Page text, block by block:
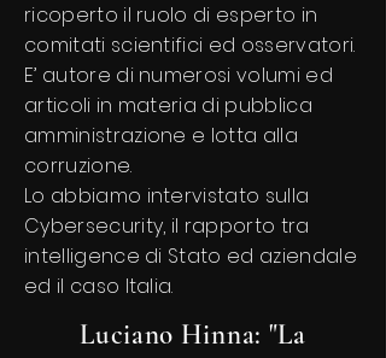
ricoperto il ruolo di esperto in
comitati scientifici ed osservatori.
E’ autore di numerosi volumi ed
articoli in materia di pubblica
amministrazione e lotta alla
corruzione.
Lo abbiamo intervistato sulla
Cybersecurity, il rapporto tra
intelligence di Stato ed aziendale
ed il caso Italia.
Luciano Hinna: "La